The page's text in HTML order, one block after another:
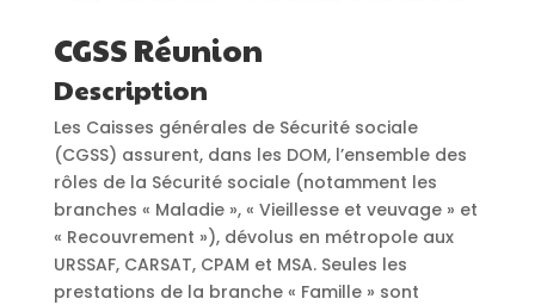
CGSS Réunion
Description
Les Caisses générales de Sécurité sociale
(CGSS) assurent, dans les DOM, l’ensemble des
rôles de la Sécurité sociale (notamment les
branches « Maladie », « Vieillesse et veuvage » et
« Recouvrement »), dévolus en métropole aux
URSSAF, CARSAT, CPAM et MSA. Seules les
prestations de la branche « Famille » sont